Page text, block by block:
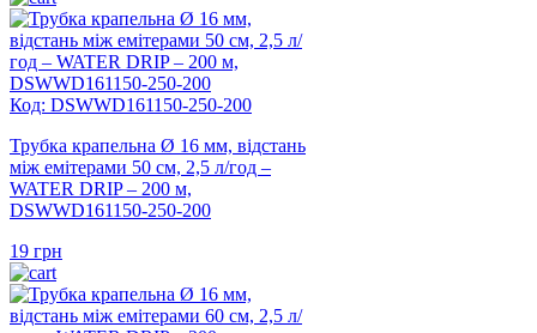
Код: DSWWD161150-250-200
Трубка крапельна Ø 16 мм, відстань
між емітерами 50 см, 2,5 л/год –
WATER DRIP – 200 м,
DSWWD161150-250-200
19 грн